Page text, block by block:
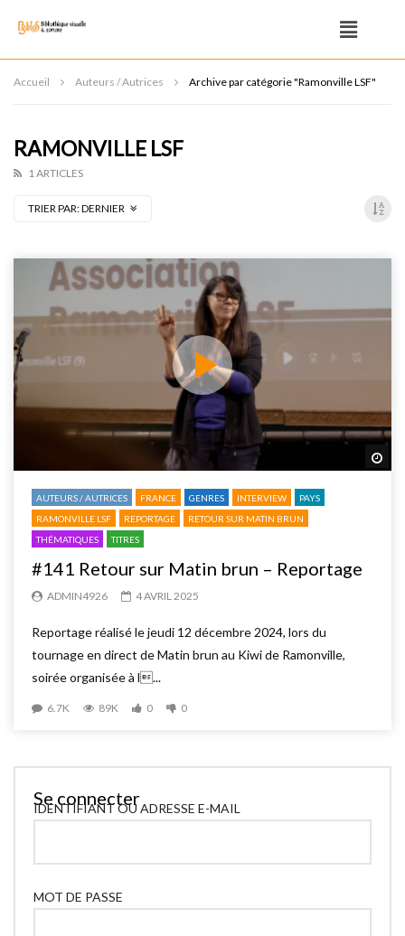
Accueil Auteurs / Autrices Archive par catégorie "Ramonville LSF"
RAMONVILLE LSF
1 ARTICLES
TRIER PAR:DERNIER
AUTEURS / AUTRICES FRANCE GENRES INTERVIEW
PAYS
RAMONVILLE LSF
REPORTAGE
RETOUR SUR MATIN BRUN
THÉMATIQUES
TITRES
#141 Retour sur Matin brun – Reportage
ADMIN4926 4 AVRIL 2025
Reportage réalisé le jeudi 12 décembre 2024, lors du
tournage en direct de Matin brun au Kiwi de Ramonville,
soirée organisée à l...
6.7K 89K 0 0
Se connecter
IDENTIFIANT OU ADRESSE E-MAIL
MOT DE PASSE